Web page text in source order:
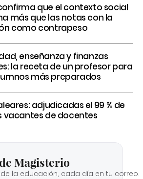
confirma que el contexto social
más que las notas con la
como contrapeso
enseñanza y finanzas
la receta de un profesor para
más preparados
adjudicadas el 99 % de
vacantes de docentes
Magisterio
la educación, cada día en tu correo.